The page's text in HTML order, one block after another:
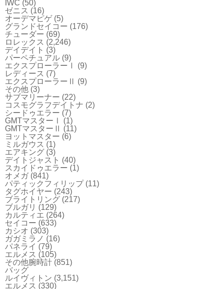
IWC (50)
ゼニス (16)
オーデマピゲ(5)
グランドセイコー (176)
チューダー (69)
ロレックス (2,246)
デイデイト (3)
パーペチュアル (9)
エクスプローラーⅠ
(9)
レディース (7)
エクスプローラーⅡ (9)
その他 (3)
サブマリーナー (22)
コスモグラフデイトナ (2)
シードゥエラー (7)
GMTマスターⅠ
(1)
GMTマスターⅡ (11)
ヨットマスター (6)
ミルガウス (1)
エアキング (3)
デイトジャスト (40)
スカイドゥエラー (1)
オメガ(841)
パティックフィリップ(11)
タグホイヤー (243)
ブライトリング (217)
ブルガリ (129)
カルティエ (264)
セイコー (633)
カシオ (303)
ガガミラノ (16)
パネライ (79)
エルメス (105)
その他腕時計 (851)
バッグ
ルイヴィトン (3,151)
エルメス (330)